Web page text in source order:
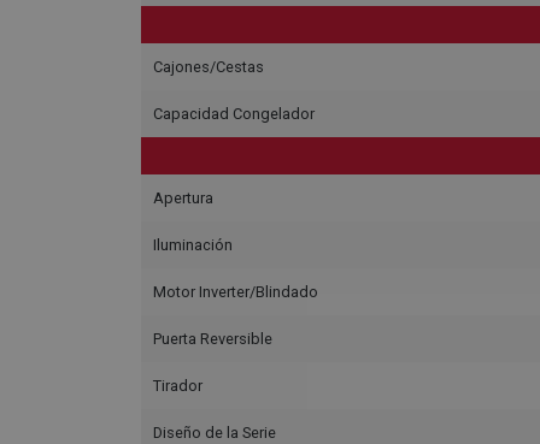
Cajones/Cestas
Capacidad Congelador
Apertura
Iluminación
Motor Inverter/Blindado
Puerta Reversible
Tirador
Diseño de la Serie